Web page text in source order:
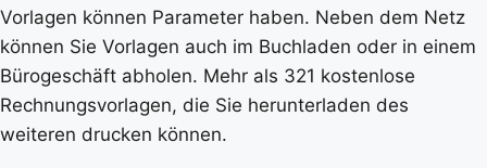
Vorlagen können Parameter haben. Neben dem Netz
können Sie Vorlagen auch im Buchladen oder in einem
Bürogeschäft abholen. Mehr als 321 kostenlose
Rechnungsvorlagen, die Sie herunterladen des
weiteren drucken können.